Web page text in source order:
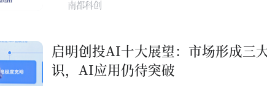
南都科创
启明创投AI十大展望：市场形成三
识，AI应用仍待突破